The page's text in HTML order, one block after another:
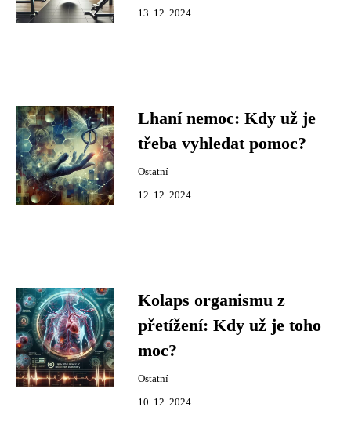
13. 12. 2024
Lhaní nemoc: Kdy už je
třeba vyhledat pomoc?
Ostatní
12. 12. 2024
Kolaps organismu z
přetížení: Kdy už je toho
moc?
Ostatní
10. 12. 2024